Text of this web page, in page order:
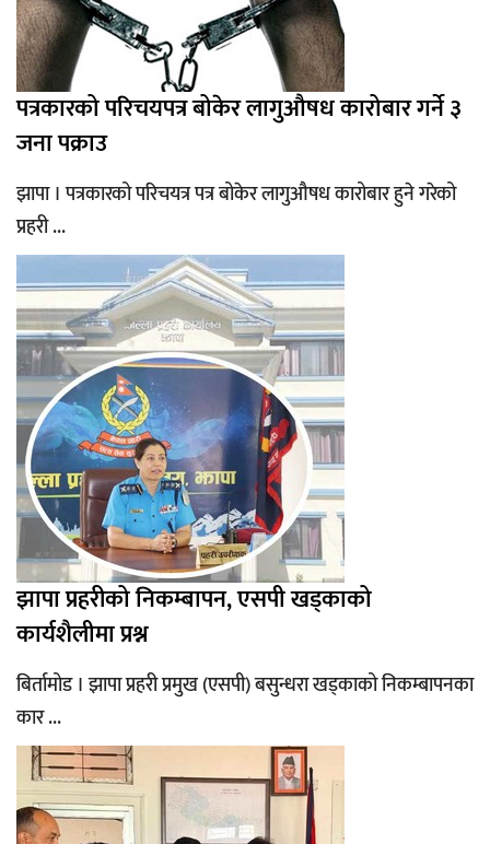
पत्रकारको परिचयपत्र बोकेर लागुऔषध कारोबार गर्ने ३
जना पक्राउ
झापा । पत्रकारको परिचयत्र पत्र बोकेर लागुऔषध कारोबार हुने गरेको
प्रहरी ...
झापा प्रहरीको निकम्बापन, एसपी खड्काको
कार्यशैलीमा प्रश्न
बिर्तामोड । झापा प्रहरी प्रमुख (एसपी) बसुन्धरा खड्काको निकम्बापनका
कार ...